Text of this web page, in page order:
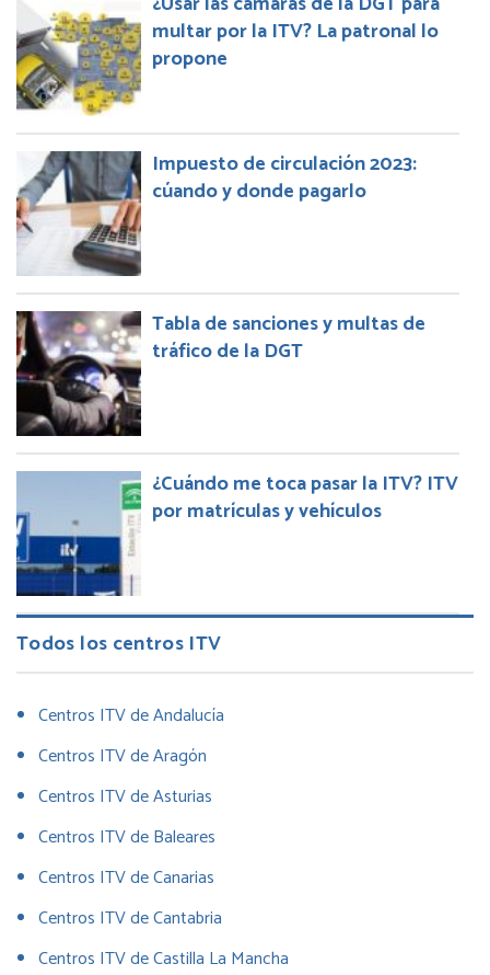
multar por la ITV? La patronal lo
propone
Impuesto de circulación 2023:
cúando y donde pagarlo
Tabla de sanciones y multas de
tráfico de la DGT
¿Cuándo me toca pasar la ITV? ITV
por matrículas y vehículos
Todos los centros ITV
Centros ITV de Andalucía
Centros ITV de Aragón
Centros ITV de Asturias
Centros ITV de Baleares
Centros ITV de Canarias
Centros ITV de Cantabria
Centros ITV de Castilla La Mancha